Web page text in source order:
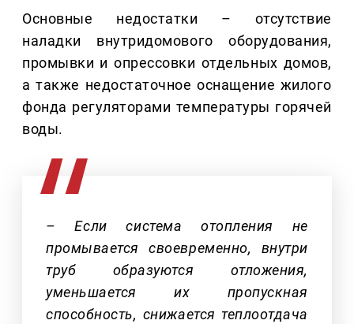
Основные недостатки – отсутствие
наладки внутридомового оборудования,
промывки и опрессовки отдельных домов,
а также недостаточное оснащение жилого
фонда регуляторами температуры горячей
воды.
– Если система отопления не
промывается своевременно, внутри
труб образуются отложения,
уменьшается их пропускная
способность, снижается теплоотдача